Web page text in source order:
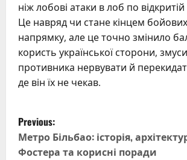
ніж лобові атаки в лоб по відкритій
Це навряд чи стане кінцем
напрямку, але це точно змінило
користь української сторони,
противника нервувати й
де він їх не чекав.
P
o
Previous:
Метро Більбао: історія,
Фостера та корисні поради